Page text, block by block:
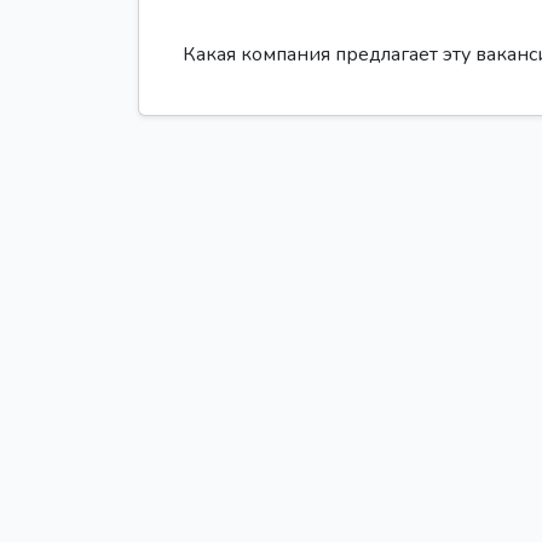
Какая компания предлагает эту